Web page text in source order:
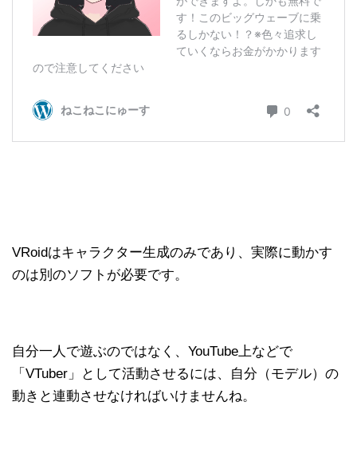
VRoidはキャラクター生成のみであり、実際に動かす
のは別のソフトが必要です。
自分一人で遊ぶのではなく、YouTube上などで
「VTuber」として活動させるには、自分（モデル）の
動きと連動させなければいけませんね。